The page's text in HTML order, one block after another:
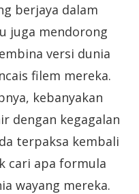
berjaya dalam
juga mendorong
versi dunia
filem mereka.
kebanyakan
dengan kegagalan
terpaksa kembali
cari apa formula
wayang mereka.